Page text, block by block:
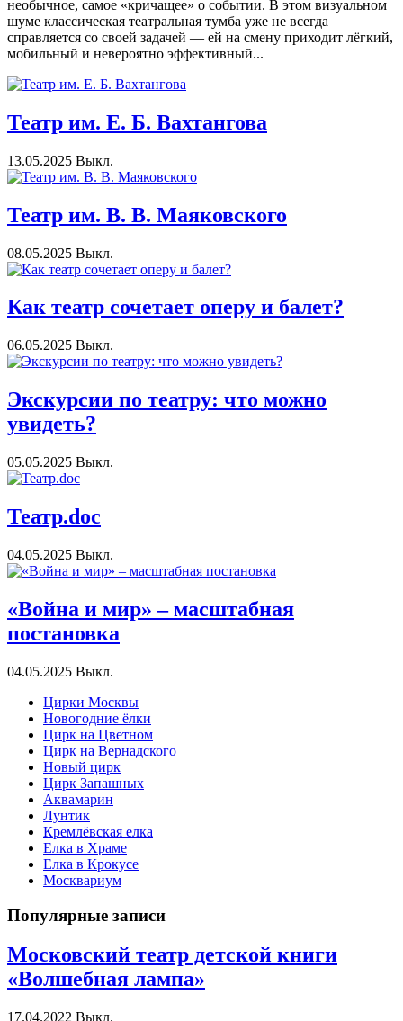
необычное, самое «кричащее» о событии. В этом визуальном
шуме классическая театральная тумба уже не всегда
справляется со своей задачей — ей на смену приходит лёгкий,
мобильный и невероятно эффективный...
Театр им. Е. Б. Вахтангова
13.05.2025 Выкл.
Театр им. В. В. Маяковского
08.05.2025 Выкл.
Как театр сочетает оперу и балет?
06.05.2025 Выкл.
Экскурсии по театру: что можно
увидеть?
05.05.2025 Выкл.
Театр.doc
04.05.2025 Выкл.
«Война и мир» – масштабная
постановка
04.05.2025 Выкл.
Цирки Москвы
Новогодние ёлки
Цирк на Цветном
Цирк на Вернадского
Новый цирк
Цирк Запашных
Аквамарин
Лунтик
Кремлёвская елка
Елка в Храме
Елка в Крокусе
Москвариум
Популярные записи
Московский театр детской книги
«Волшебная лампа»
17.04.2022 Выкл.